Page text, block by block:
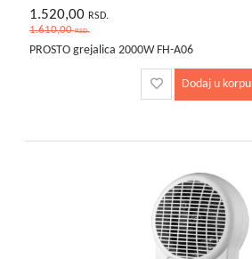
1.520,00 RSD.
1.610,00RSD.
PROSTO grejalica 2000W FH-A06
Dodaj u korpu